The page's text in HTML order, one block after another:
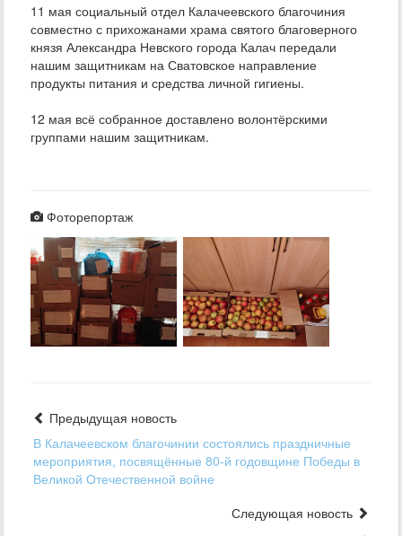
11 мая социальный отдел Калачеевского благочиния
совместно с прихожанами храма святого благоверного
князя Александра Невского города Калач передали
нашим защитникам на Сватовское направление
продукты питания и средства личной гигиены.
12 мая всё собранное доставлено волонтёрскими
группами нашим защитникам.
Фоторепортаж
Предыдущая новость
В Калачеевском благочинии состоялись праздничные
мероприятия, посвящённые 80-й годовщине Победы в
Великой Отечественной войне
Следующая новость